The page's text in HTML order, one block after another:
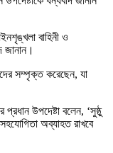
বাহিনী ও
জানান।
সম্পৃক্ত করেছেন, যা
উপদেষ্টা বলেন, ‘সুষ্ঠু
সহযোগিতা অব্যাহত রাখবে